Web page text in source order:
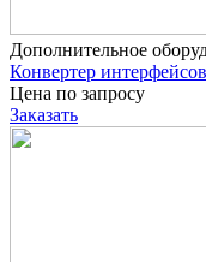
Дополнительное
Конвертер
Цена по запросу
Заказать